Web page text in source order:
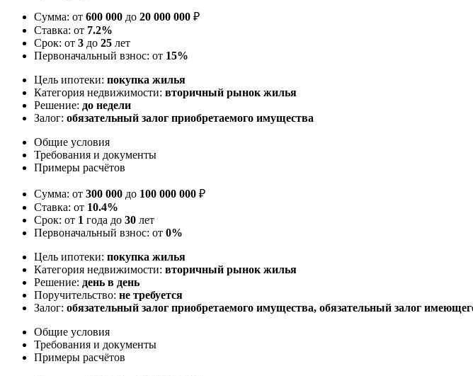
Сумма: от 600 000 до 20 000 000 ₽
Ставка: от 7.2%
Срок: от 3 до 25 лет
Первоначальный взнос: от 15%
Цель ипотеки: покупка жилья
Категория недвижимости: вторичный рынок жилья
Решение: до недели
Залог: обязательный залог приобретаемого имущества
Общие условия
Требования и документы
Примеры расчётов
Сумма: от 300 000 до 100 000 000 ₽
Ставка: от 10.4%
Срок: от 1 года до 30 лет
Первоначальный взнос: от 0%
Цель ипотеки: покупка жилья
Категория недвижимости: вторичный рынок жилья
Решение: день в день
Поручительство: не требуется
Залог: обязательный залог приобретаемого имущества, обязательный залог
Общие условия
Требования и документы
Примеры расчётов